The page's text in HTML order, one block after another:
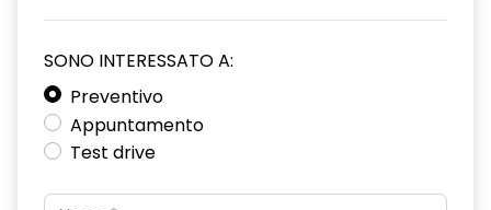
distance warning avviso distanza di sicurezza
driver display 10''
eCall funzionalità soggetta a copertura di rete;
compatibilità 2G/3G o 4G/5G a seconda del veicolo
emergency lane keep assist assistenza d'emergenza al
SONO INTERESSATO A:
Preventivo
Appuntamento
Test drive